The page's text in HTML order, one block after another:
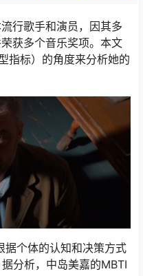
行歌手和演员，因其多
获多个音乐奖项。本文
指标）的角度来分析她的
据个体的认知和决策方式
分析，中岛美嘉的MBTI